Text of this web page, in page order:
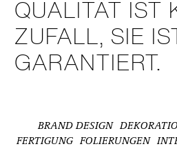
QUALITÄT IST
ZUFALL, SIE
GARAN­TIERT.
BRAND DESIGN
FERTIGUNG
FOLIE­RUNGEN